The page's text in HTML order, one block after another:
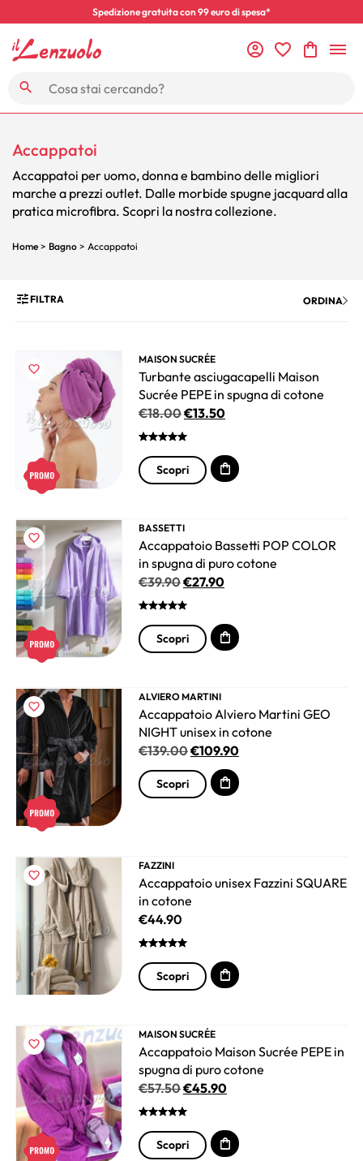
Spedizione gratuita con 99 euro di spesa*
Accappatoi
Accappatoi per uomo, donna e bambino delle migliori
marche a prezzi outlet. Dalle morbide spugne jacquard alla
pratica microfibra. Scopri la nostra collezione.
Home > Bagno > Accappatoi
FILTRA ORDINA
MAISON SUCRÉE
Turbante asciugacapelli Maison
Sucrée PEPE in spugna di cotone
€18.00€13.50
Scopri
BASSETTI
Accappatoio Bassetti POP COLOR
in spugna di puro cotone
€39.90€27.90
Scopri
ALVIERO MARTINI
Accappatoio Alviero Martini GEO
NIGHT unisex in cotone
€139.00€109.90
Scopri
FAZZINI
Accappatoio unisex Fazzini SQUARE
in cotone
€44.90
Scopri
MAISON SUCRÉE
Accappatoio Maison Sucrée PEPE in
spugna di puro cotone
€57.50€45.90
Scopri